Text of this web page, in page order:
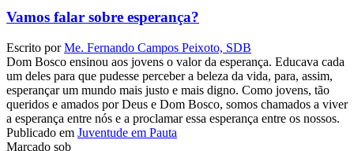
Vamos falar sobre esperança?
Escrito porMe. Fernando Campos Peixoto, SDB
Dom Bosco ensinou aos jovens o valor da esperança. Educava cada
um deles para que pudesse perceber a beleza da vida, para, assim,
esperançar um mundo mais justo e mais digno. Como jovens, tão
queridos e amados por Deus e Dom Bosco, somos chamados a viver
a esperança entre nós e a proclamar essa esperança entre os nossos.
Publicado em Juventude em Pauta
Marcado sob